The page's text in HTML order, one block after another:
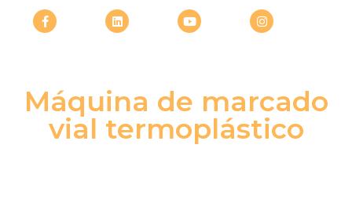
Máquina de marcado
vial termoplástico